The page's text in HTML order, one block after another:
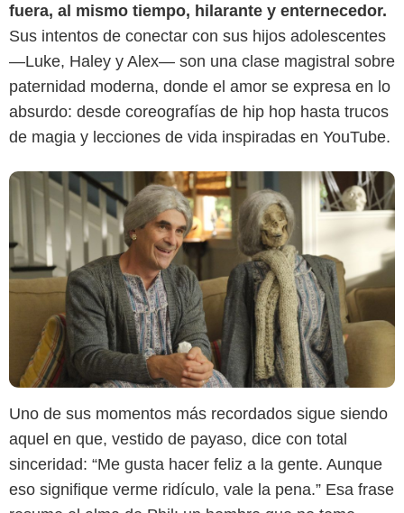
fuera, al mismo tiempo, hilarante y enternecedor.
Sus intentos de conectar con sus hijos adolescentes
—Luke, Haley y Alex— son una clase magistral sobre
paternidad moderna, donde el amor se expresa en lo
absurdo: desde coreografías de hip hop hasta trucos
de magia y lecciones de vida inspiradas en YouTube.
Uno de sus momentos más recordados sigue siendo
aquel en que, vestido de payaso, dice con total
sinceridad: “Me gusta hacer feliz a la gente. Aunque
eso signifique verme ridículo, vale la pena.” Esa frase
Disney+